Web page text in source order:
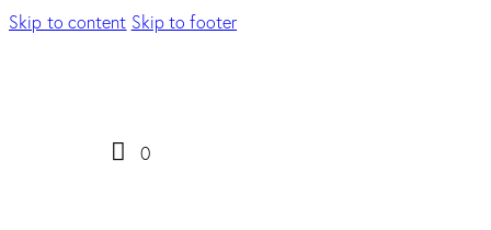
Skip to content Skip to footer
0